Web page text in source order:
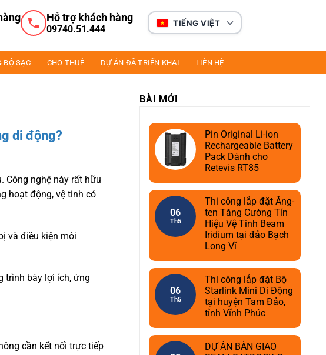
Hỗ trợ khách hàng
09740.51.444
TIẾNG VIỆT
BỘ SẠC CHO THUÊ DỰ ÁN ĐÃ TRIỂN KHAI LIÊN HỆ
di động?
Công nghệ này rất hữu
hoạt động, vệ tinh có
và điều kiện môi
trình bày lợi ích, ứng
cần kết nối trực tiếp
BÀI MỚI
Pin Original Li-ion
Rechargeable Battery
Pack Dành cho
Retevis RT85
06
Th5
Thi công lắp đặt Ăng-
ten Tăng Cường Tín
Hiệu Vệ Tinh Beam
Iridium tại đảo Bạch
Long Vĩ
06
Th5
Thi công lắp đặt Bộ
Starlink Mini Di Động
tại huyện Tam Đảo,
tỉnh Vĩnh Phúc
DỰ ÁN BÀN GIAO